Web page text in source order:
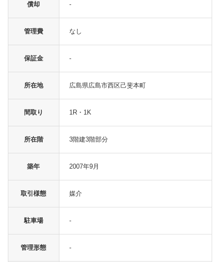
償却 -
管理費 なし
保証金 -
所在地 広島県広島市西区己斐本町
間取り 1R・1K
所在階 3階建3階部分
築年 2007年9月
取引様態 媒介
駐車場 -
管理形態 -